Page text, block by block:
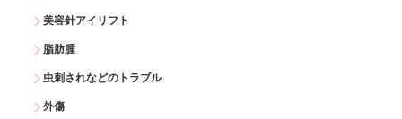
美容針アイリフト
脂肪腫
虫刺されなどのトラブル
外傷